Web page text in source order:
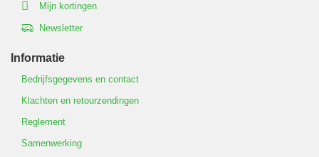
Mijn kortingen
Newsletter
Informatie
Bedrijfsgegevens en contact
Klachten en retourzendingen
Reglement
Samenwerking